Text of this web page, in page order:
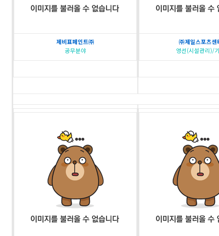
제비표페인트㈜
공무분야
㈜제일스포츠센
영선(시설관리)/